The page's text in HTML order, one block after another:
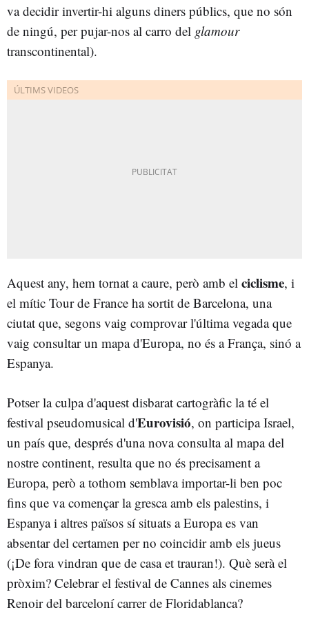
va decidir invertir-hi alguns diners públics, que no són
de ningú, per pujar-nos al carro del glamour
transcontinental).
Aquest any, hem tornat a caure, però amb el ciclisme, i
el mític Tour de France ha sortit de Barcelona, una
ciutat que, segons vaig comprovar l'última vegada que
vaig consultar un mapa d'Europa, no és a França, sinó a
Espanya.
Potser la culpa d'aquest disbarat cartogràfic la té el
festival pseudomusical d'Eurovisió, on participa Israel,
un país que, després d'una nova consulta al mapa del
nostre continent, resulta que no és precisament a
Europa, però a tothom semblava importar-li ben poc
fins que va començar la gresca amb els palestins, i
Espanya i altres països sí situats a Europa es van
absentar del certamen per no coincidir amb els jueus
(¡De fora vindran que de casa et trauran!). Què serà el
pròxim? Celebrar el festival de Cannes als cinemes
Renoir del barceloní carrer de Floridablanca?